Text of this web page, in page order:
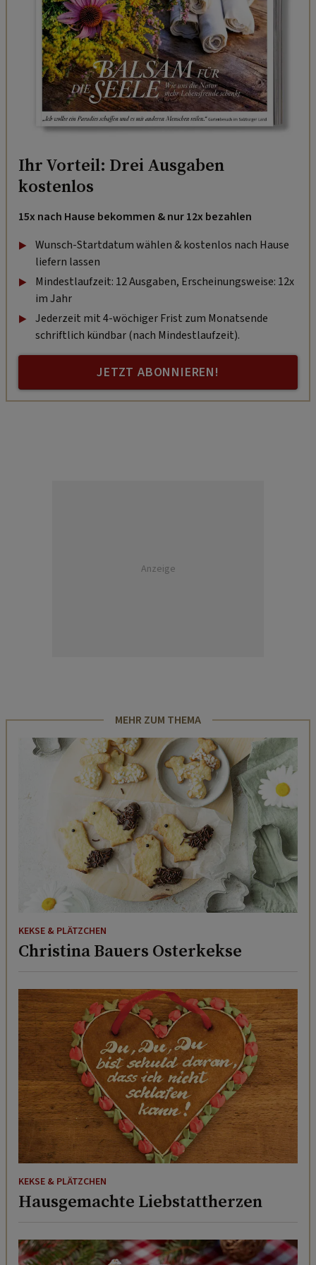
Ihr Vorteil: Drei Ausgaben
kostenlos
15x nach Hause bekommen & nur 12x bezahlen
Wunsch-Startdatum wählen & kostenlos nach Hause
liefern lassen
Mindestlaufzeit: 12 Ausgaben, Erscheinungsweise: 12x
im Jahr
Jederzeit mit 4-wöchiger Frist zum Monatsende
schriftlich kündbar (nach Mindestlaufzeit).
JETZT ABONNIEREN!
Anzeige
MEHR ZUM THEMA
KEKSE & PLÄTZCHEN
Christina Bauers Osterkekse
KEKSE & PLÄTZCHEN
Hausgemachte Liebstattherzen